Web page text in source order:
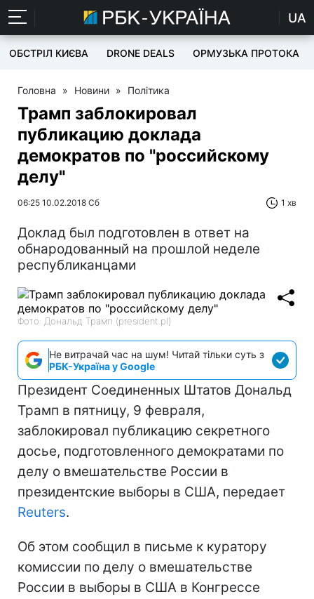
UA
ОБСТРІЛ КИЄВА DRONE DEALS ОРМУЗЬКА ПРОТОКА
Головна » Новини » Політика
Трамп заблокировал
публикацию доклада
демократов по "российскому
делу"
06:25 10.02.2018 Сб 1 хв
Доклад был подготовлен в ответ на
обнародованный на прошлой неделе
республиканцами
Фото: Дональд Трамп (president.pl)
Не витрачай час на шум! Читай тільки суть з
РБК-Україна у Google
Президент Соединенных Штатов Дональд
Трамп в пятницу, 9 февраля,
заблокировал публикацию секретного
досье, подготовленного демократами по
делу о вмешательстве России в
президентские выборы в США, передает
Reuters.
Об этом сообщил в письме к куратору
комиссии по делу о вмешательстве
России в выборы в США в Конгрессе